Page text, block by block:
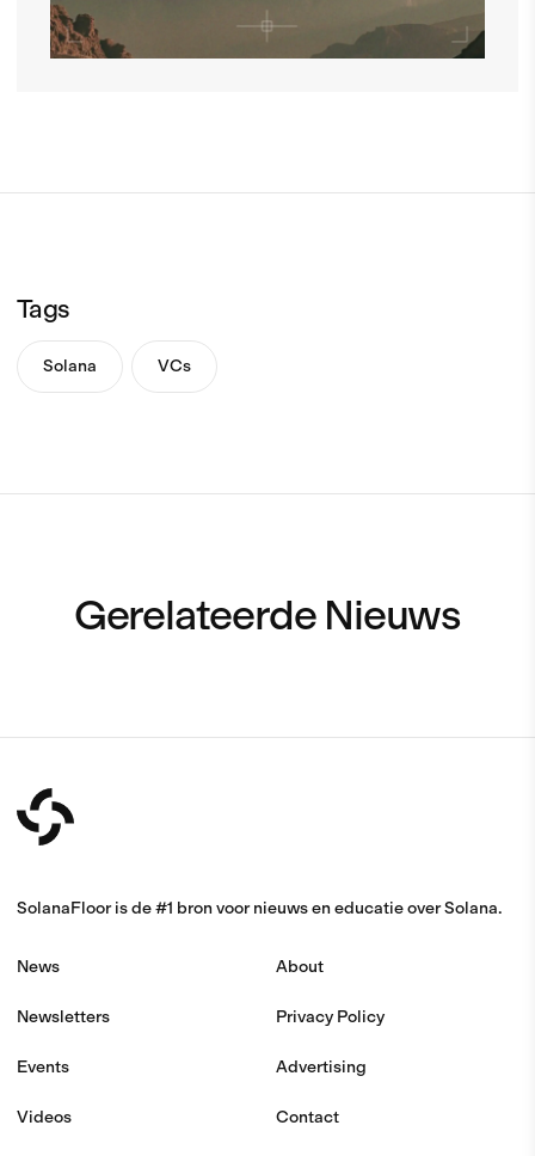
Tags
Solana VCs
Gerelateerde Nieuws
SolanaFloor is de #1 bron voor nieuws en educatie over Solana.
News
Newsletters
Events
Videos
About
Privacy Policy
Advertising
Contact